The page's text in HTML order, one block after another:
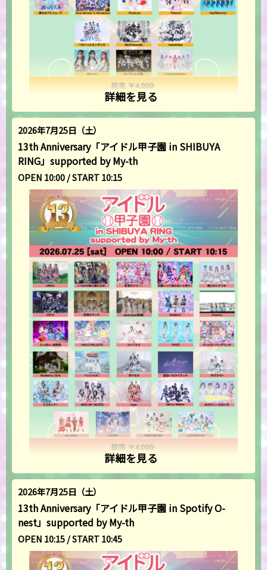
詳細を見る
2026年7月25日（土）
13th Anniversary「アイドル甲子園 in SHIBUYA
RING」supported by My-th
OPEN 10:00 / START 10:15
詳細を見る
2026年7月25日（土）
13th Anniversary「アイドル甲子園 in Spotify O-
nest」supported by My-th
OPEN 10:15 / START 10:45